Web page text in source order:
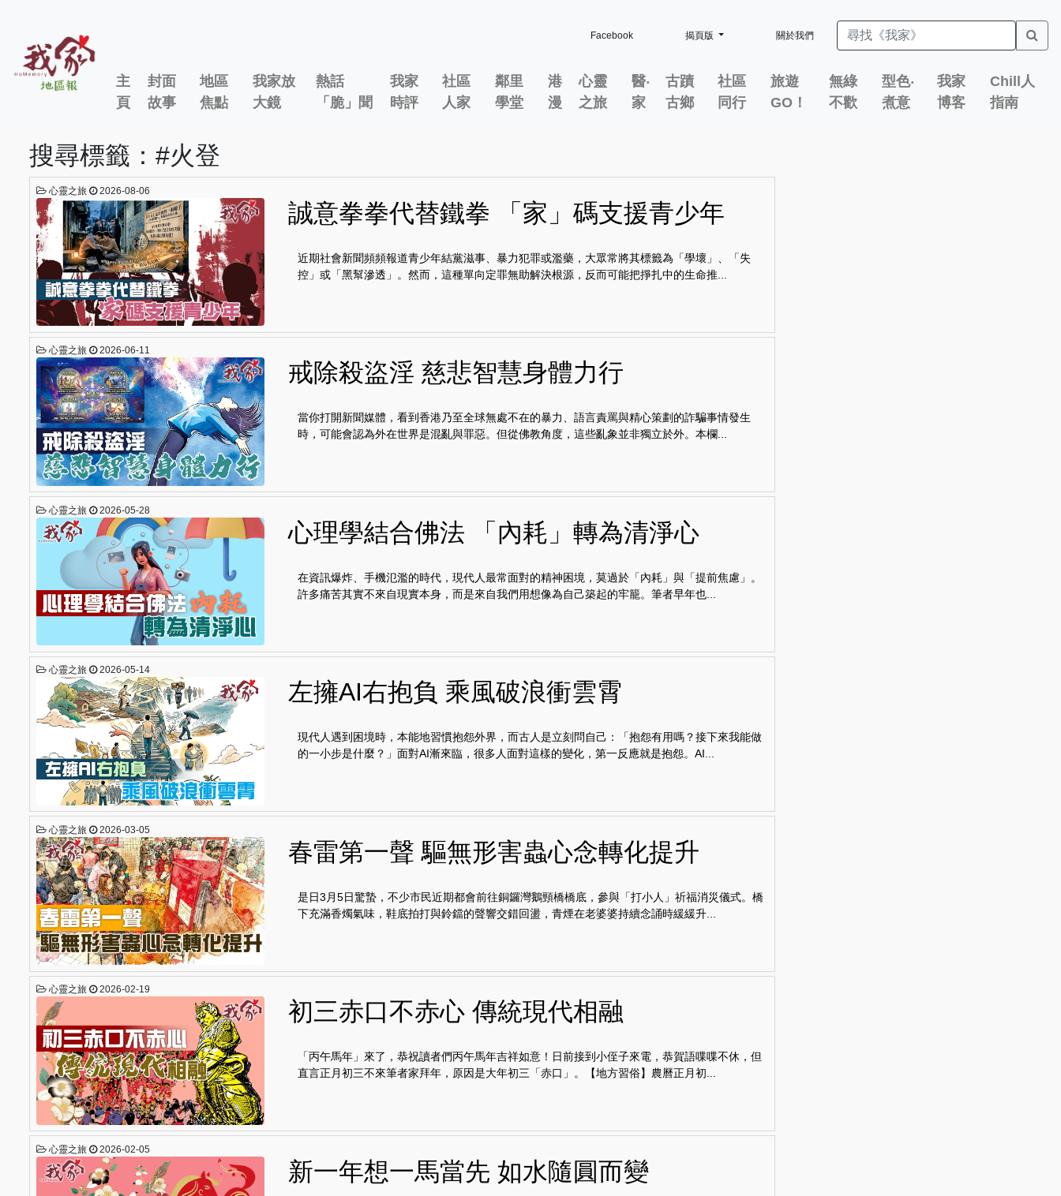
Facebook 揭頁版 關於我們
主
頁
封面
故事
地區
焦點
我家放
大鏡
熱話
「脆」聞
我家
時評
社區
人家
鄰里
學堂
港
漫
心靈
之旅
醫‧
家
古蹟
古鄉
社區
同行
旅遊
GO！
無綠
不歡
型色‧
煮意
我家
博客
Chill人
指南
搜尋標籤：#火登
心靈之旅 2026-08-06
誠意拳拳代替鐵拳 「家」碼支援青少年
近期社會新聞頻頻報道青少年結黨滋事、暴力犯罪或濫藥，大眾常將其標籤為「學壞」、「失
控」或「黑幫滲透」。然而，這種單向定罪無助解決根源，反而可能把掙扎中的生命推...
心靈之旅 2026-06-11
戒除殺盜淫 慈悲智慧身體力行
當你打開新聞媒體，看到香港乃至全球無處不在的暴力、語言責罵與精心策劃的詐騙事情發生
時，可能會認為外在世界是混亂與罪惡。但從佛教角度，這些亂象並非獨立於外。本欄...
心靈之旅 2026-05-28
心理學結合佛法 「內耗」轉為清淨心
在資訊爆炸、手機氾濫的時代，現代人最常面對的精神困境，莫過於「內耗」與「提前焦慮」。
許多痛苦其實不來自現實本身，而是來自我們用想像為自己築起的牢籠。筆者早年也...
心靈之旅 2026-05-14
左擁AI右抱負 乘風破浪衝雲霄
現代人遇到困境時，本能地習慣抱怨外界，而古人是立刻問自己：「抱怨有用嗎？接下來我能做
的一小步是什麼？」面對AI漸來臨，很多人面對這樣的變化，第一反應就是抱怨。AI...
心靈之旅 2026-03-05
春雷第一聲 驅無形害蟲心念轉化提升
是日3月5日驚蟄，不少市民近期都會前往銅鑼灣鵝頸橋橋底，參與「打小人」祈福消災儀式。橋
下充滿香燭氣味，鞋底拍打與鈴鐺的聲響交錯回盪，青煙在老婆婆持續念誦時緩緩升...
心靈之旅 2026-02-19
初三赤口不赤心 傳統現代相融
「丙午馬年」來了，恭祝讀者們丙午馬年吉祥如意！日前接到小侄子來電，恭賀語喋喋不休，但
直言正月初三不來筆者家拜年，原因是大年初三「赤口」。【地方習俗】農曆正月初...
心靈之旅 2026-02-05
新一年想一馬當先 如水隨圓而變